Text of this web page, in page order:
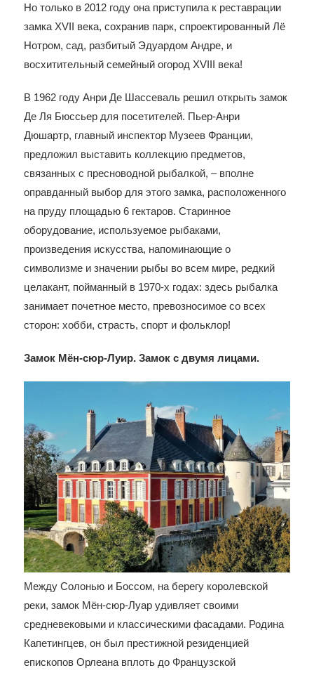
Но только в 2012 году она приступила к реставрации
замка XVII века, сохранив парк, спроектированный Лё
Нотром, сад, разбитый Эдуардом Андре, и
восхитительный семейный огород XVIII века!
В 1962 году Анри Де Шассеваль решил открыть замок
Де Ля Бюссьер для посетителей. Пьер-Анри
Дюшартр, главный инспектор Музеев Франции,
предложил выставить коллекцию предметов,
связанных с пресноводной рыбалкой, – вполне
оправданный выбор для этого замка, расположенного
на пруду площадью 6 гектаров. Старинное
оборудование, используемое рыбаками,
произведения искусства, напоминающие о
символизме и значении рыбы во всем мире, редкий
целакант, пойманный в 1970-х годах: здесь рыбалка
занимает почетное место, превозносимое со всех
сторон: хобби, страсть, спорт и фольклор!
Замок Мён-сюр-Луир. Замок с двумя лицами.
Между Солонью и Боссом, на берегу королевской
реки, замок Мён-сюр-Луар удивляет своими
средневековыми и классическими фасадами. Родина
Капетингцев, он был престижной резиденцией
епископов Орлеана вплоть до Французской